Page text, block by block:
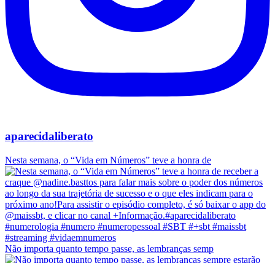
aparecidaliberato
Nesta semana, o “Vida em Números” teve a honra de
Não importa quanto tempo passe, as lembranças semp